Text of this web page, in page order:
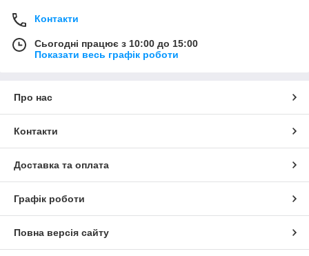
Контакти
Сьогодні працює з 10:00 до 15:00
Показати весь графік роботи
Про нас
Контакти
Доставка та оплата
Графік роботи
Повна версія сайту